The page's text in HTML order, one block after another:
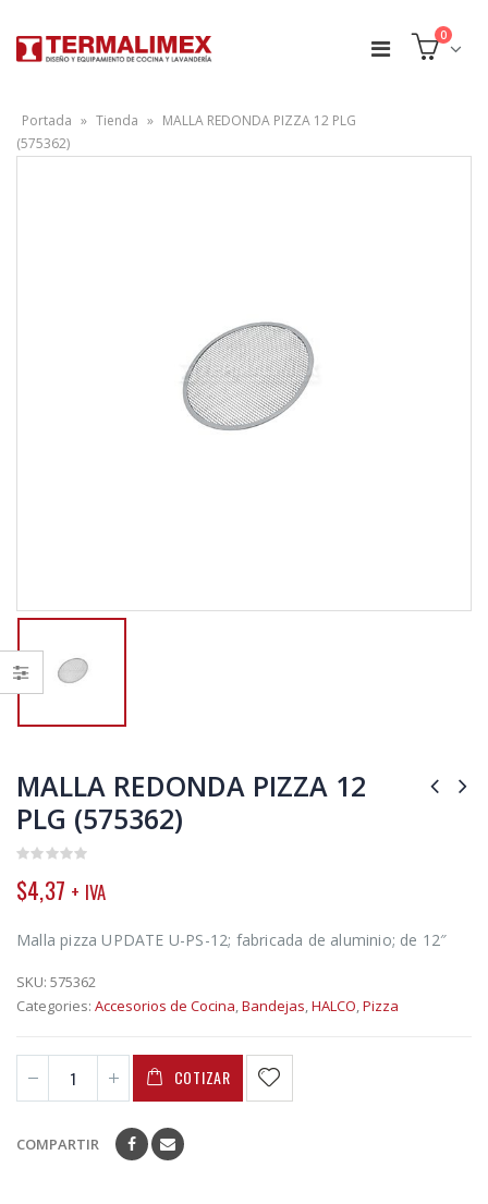
0
Portada » Tienda » MALLA REDONDA PIZZA 12 PLG
(575362)
MALLA REDONDA PIZZA 12
PLG (575362)
out
of
$4,37 + IVA
Malla pizza UPDATE U-PS-12; fabricada de aluminio; de 12″
SKU: 575362
Categories: Accesorios de Cocina,Bandejas,HALCO,Pizza
COTIZAR
COMPARTIR